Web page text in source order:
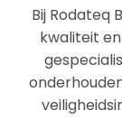
Bij Rodateq
kwaliteit